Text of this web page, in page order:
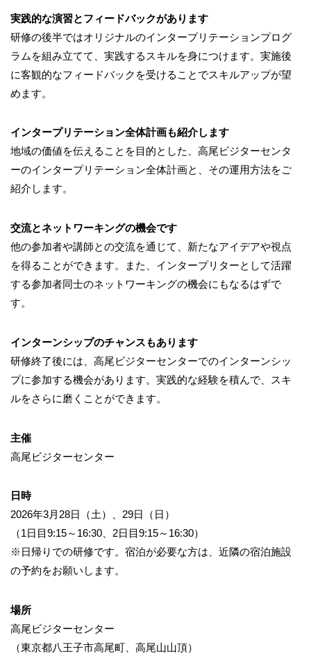
実践的な演習とフィードバックがあります
研修の後半ではオリジナルのインタープリテーションプログ
ラムを組み立てて、実践するスキルを身につけます。実施後
に客観的なフィードバックを受けることでスキルアップが望
めます。
インタープリテーション全体計画も紹介します
地域の価値を伝えることを目的とした、高尾ビジターセンタ
ーのインタープリテーション全体計画と、その運用方法をご
紹介します。
交流とネットワーキングの機会です
他の参加者や講師との交流を通じて、新たなアイデアや視点
を得ることができます。また、インタープリターとして活躍
する参加者同士のネットワーキングの機会にもなるはずで
す。
インターンシップのチャンスもあります
研修終了後には、高尾ビジターセンターでのインターンシッ
プに参加する機会があります。実践的な経験を積んで、スキ
ルをさらに磨くことができます。
主催
高尾ビジターセンター
日時
2026年3月28日（土）、29日（日）
（1日目9:15～16:30、2日目9:15～16:30）
※日帰りでの研修です。宿泊が必要な方は、近隣の宿泊施設
の予約をお願いします。
場所
高尾ビジターセンター
（東京都八王子市高尾町、高尾山山頂）